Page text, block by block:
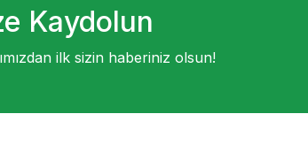
Kaydolun
ilk sizin haberiniz olsun!